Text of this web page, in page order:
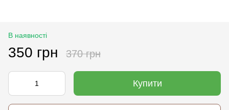
В наявності
350 грн 370 грн
Купити